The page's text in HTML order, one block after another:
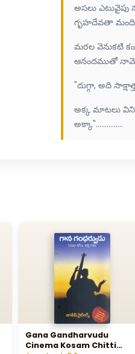
అసలు ఎటువైపు
గృహదేవతా
మరల వెనుకటి
ఆనందముతో నామె
"దుగ్గా, అది
అక్క మాటలు విని
అక్కా"...............
Gana Gandharvudu
Cinema Kosam Chitti